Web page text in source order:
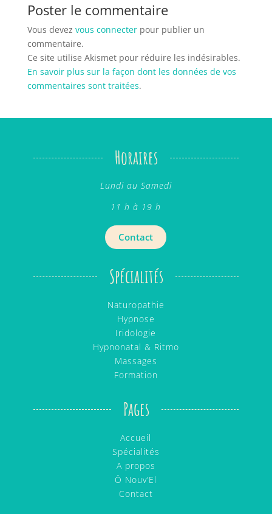
Poster le commentaire
Vous devez vous connecterpour publier un
commentaire.
Ce site utilise Akismet pour réduire les indésirables.
En savoir plus sur la façon dont les données de vos
commentaires sont traitées.
Horaires
Lundi au Samedi
11 h à 19 h
Contact
Spécialités
Naturopathie
Hypnose
Iridologie
Hypnonatal & Ritmo
Massages
Formation
Pages
Accueil
Spécialités
A propos
Ô Nouv’El
Contact